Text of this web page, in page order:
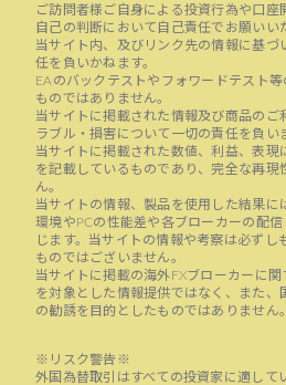
ご訪問者様ご自身による投資行為や口
自己の判断において自己責任でお願いい
当サイト内、及びリンク先の情報に基づ
任を負いかねます。
EAのバックテストやフォワードテスト
ものではありません。
当サイトに掲載された情報及び商品のご
ラブル・損害について一切の責任を負い
当サイトに掲載された数値、利益、表
を記載しているものであり、完全な再現
ん。
当サイトの情報、製品を使用した結果
環境やPCの性能差や各ブローカーの配
じます。当サイトの情報や考察は必ず
ものではございません。
当サイトに掲載の海外FXブローカーに
を対象とした情報提供ではなく、また
の勧誘を目的としたものではありません。
※リスク警告※
外国為替取引はすべての投資家に適して